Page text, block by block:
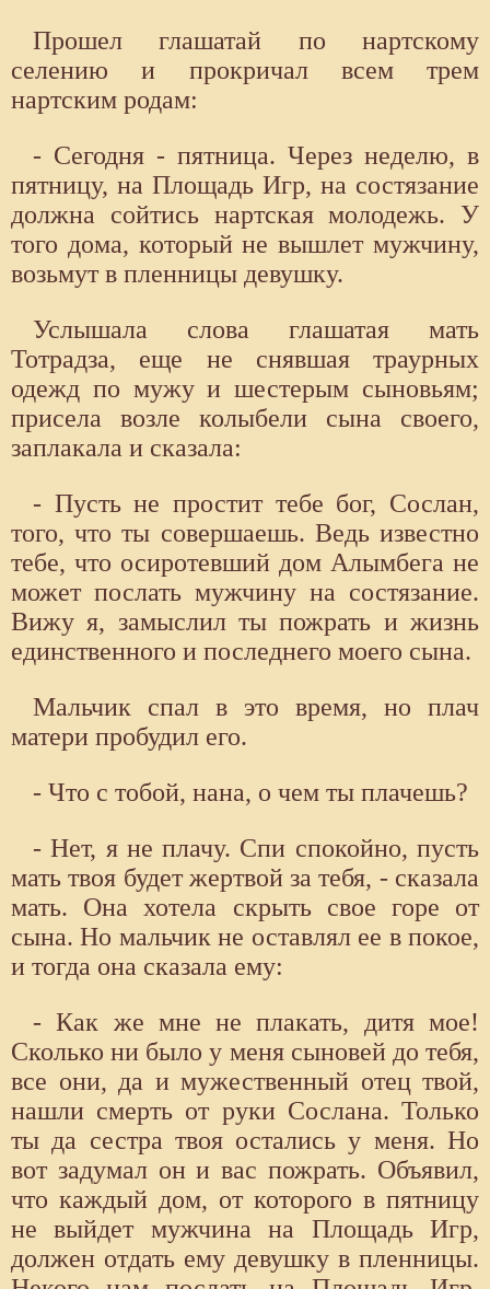
Прошел глашатай по нартскому
селению и прокричал всем трем
нартским родам:
- Сегодня - пятница. Через неделю, в
пятницу, на Площадь Игр, на состязание
должна сойтись нартская молодежь. У
того дома, который не вышлет мужчину,
возьмут в пленницы девушку.
Услышала слова глашатая мать
Тотрадза, еще не снявшая траурных
одежд по мужу и шестерым сыновьям;
присела возле колыбели сына своего,
заплакала и сказала:
- Пусть не простит тебе бог, Сослан,
того, что ты совершаешь. Ведь известно
тебе, что осиротевший дом Алымбега не
может послать мужчину на состязание.
Вижу я, замыслил ты пожрать и жизнь
единственного и последнего моего сына.
Мальчик спал в это время, но плач
матери пробудил его.
- Что с тобой, нана, о чем ты плачешь?
- Нет, я не плачу. Спи спокойно, пусть
мать твоя будет жертвой за тебя, - сказала
мать. Она хотела скрыть свое горе от
сына. Но мальчик не оставлял ее в покое,
и тогда она сказала ему:
- Как же мне не плакать, дитя мое!
Сколько ни было у меня сыновей до тебя,
все они, да и мужественный отец твой,
нашли смерть от руки Сослана. Только
ты да сестра твоя остались у меня. Но
вот задумал он и вас пожрать. Объявил,
что каждый дом, от которого в пятницу
не выйдет мужчина на Площадь Игр,
должен отдать ему девушку в пленницы.